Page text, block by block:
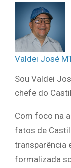
Valdei José
Sou Valdei
chefe do
Com foco na
fatos de
transparência
formalizada